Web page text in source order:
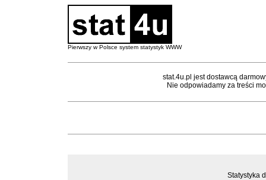
Pierwszy w Polsce system statystyk WWW
stat.4u.pl jest dostawcą
Nie odpowiadamy za treści
Statystyka